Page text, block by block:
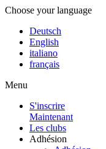
Choose your language
Deutsch
English
italiano
français
Menu
S'inscrire
Maintenant
Les clubs
Adhésion